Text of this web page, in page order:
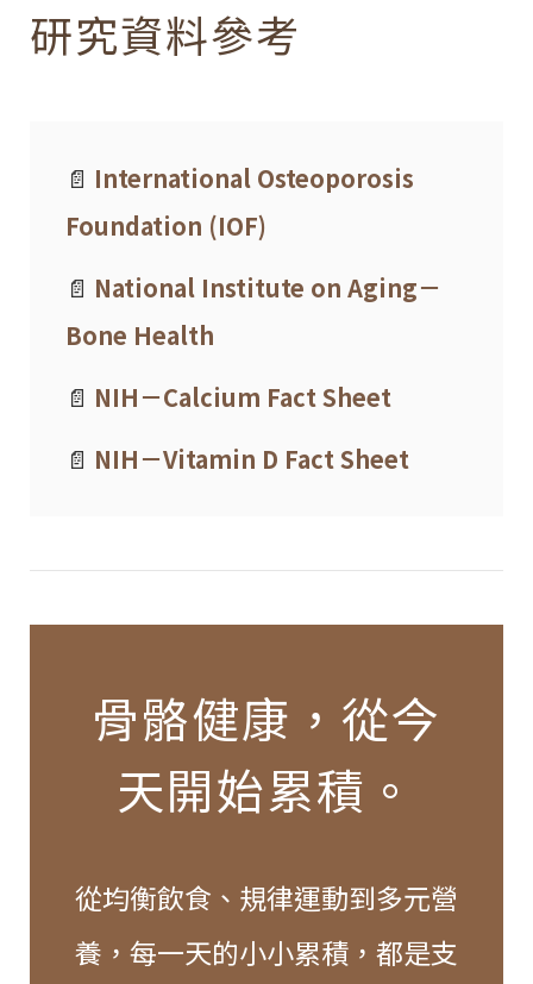
研究資料參考
📄 International Osteoporosis
Foundation (IOF)
📄 National Institute on Aging－
Bone Health
📄 NIH－Calcium Fact Sheet
📄 NIH－Vitamin D Fact Sheet
骨骼健康，從今
天開始累積。
從均衡飲食、規律運動到多元營
養，每一天的小小累積，都是支